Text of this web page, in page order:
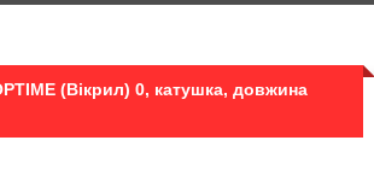
(Вікрил) 0, катушка, довжина